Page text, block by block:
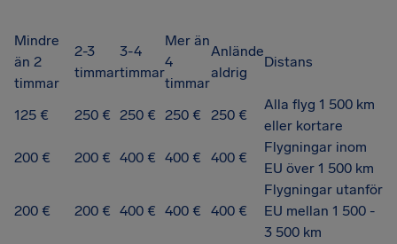
Mindre
än 2
timmar
2-3
timmar
3-4
timmar
Mer än
4
timmar
Anlände
aldrig
Distans
125 € 250 € 250 € 250 € 250 €
Alla flyg 1 500 km
eller kortare
200 €
200 € 400 € 400 € 400 €
Flygningar inom
EU över 1 500 km
200 € 200 € 400 € 400 € 400 €
Flygningar utanför
EU mellan 1 500 -
3 500 km